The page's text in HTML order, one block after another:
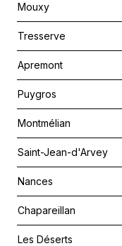
Mouxy
Tresserve
Apremont
Puygros
Montmélian
Saint-Jean-d'Arvey
Nances
Chapareillan
Les Déserts